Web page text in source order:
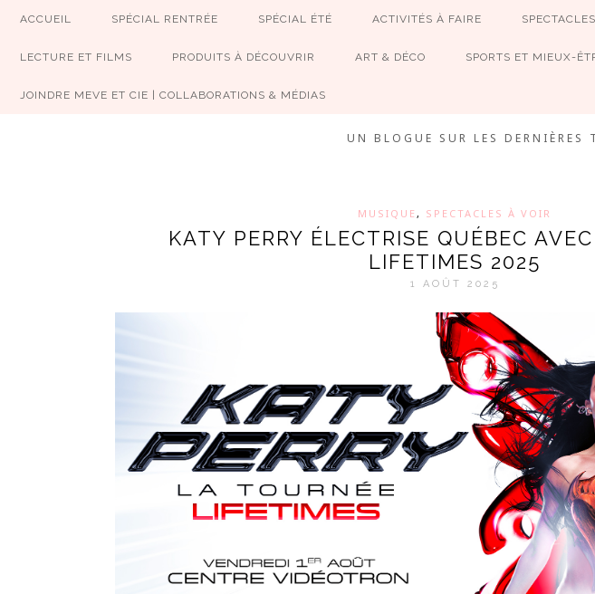
ACCUEIL SPÉCIAL RENTRÉE SPÉCIAL ÉTÉ ACTIVITÉS À FAIRE
LECTURE ET FILMS PRODUITS À DÉCOUVRIR ART & DÉCO SPORTS ET MIEUX-
JOINDRE MEVE ET CIE | COLLABORATIONS & MÉDIAS
UN BLOGUE SUR LES DERNIÈRES
MUSIQUE, SPECTACLES À VOIR
KATY PERRY ÉLECTRISE QUÉBEC
LIFETIMES 2025
1 AOÛT 2025